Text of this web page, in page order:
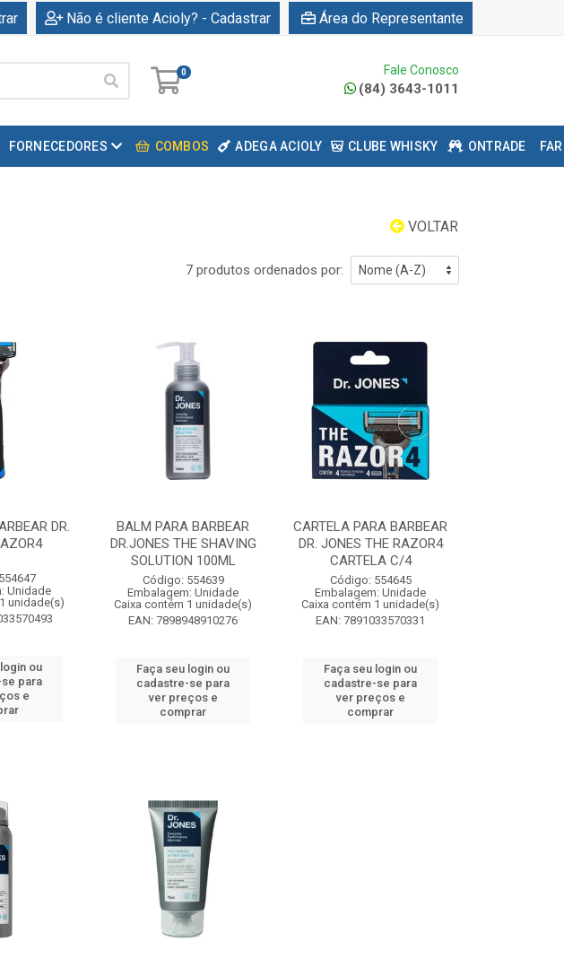
Não é cliente Acioly? - Cadastrar Área do Representante
0 Fale Conosco
(84) 3643-1011
FORNECEDORES COMBOS ADEGA ACIOLY CLUBE WHISKY ONTRADE
VOLTAR
7 produtos ordenados por:
DR.
Unidade
unidade(s)
ou
para
e
BALM PARA BARBEAR
DR.JONES THE SHAVING
SOLUTION 100ML
Código: 554639
Embalagem: Unidade
Caixa contém 1 unidade(s)
EAN: 7898948910276
Faça seu login ou
cadastre-se para
ver preços e
comprar
CARTELA PARA BARBEAR
DR. JONES THE RAZOR4
CARTELA C/4
Código: 554645
Embalagem: Unidade
Caixa contém 1 unidade(s)
EAN: 7891033570331
Faça seu login ou
cadastre-se para
ver preços e
comprar